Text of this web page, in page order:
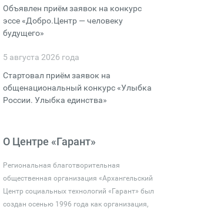
Объявлен приём заявок на конкурс
эссе «Добро.Центр — человеку
будущего»
5 августа 2026 года
Стартовал приём заявок на
общенациональный конкурс «Улыбка
России. Улыбка единства»
О Центре «Гарант»
Региональная благотворительная
общественная организация «Архангельский
Центр социальных технологий «Гарант» был
создан осенью 1996 года как организация,